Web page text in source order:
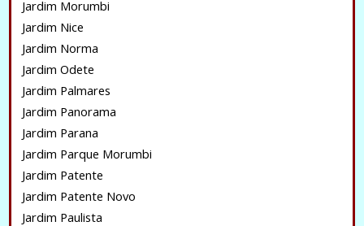
Jardim Morumbi
Jardim Nice
Jardim Norma
Jardim Odete
Jardim Palmares
Jardim Panorama
Jardim Parana
Jardim Parque Morumbi
Jardim Patente
Jardim Patente Novo
Jardim Paulista